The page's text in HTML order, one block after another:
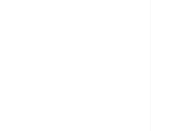
IV. Tài liệu học tiếng trung phồn
THAM GIA GROUP FACEBOOK